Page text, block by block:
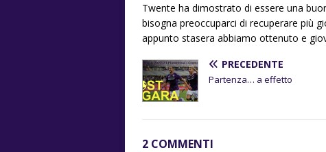
Twente ha dimostrato di essere una
bisogna preoccuparci di recuperare più
appunto stasera abbiamo ottenuto e
PRECEDENTE
Partenza… a effetto
2 COMMENTI